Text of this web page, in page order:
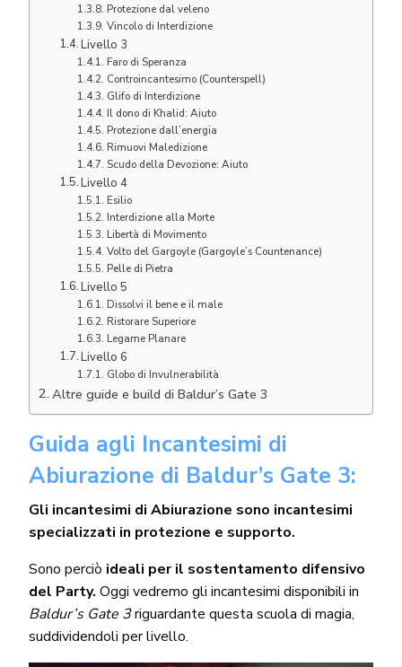
Protezione dal veleno
Vincolo di Interdizione
Livello 3
Faro di Speranza
Controincantesimo (Counterspell)
Glifo di Interdizione
Il dono di Khalid: Aiuto
Protezione dall’energia
Rimuovi Maledizione
Scudo della Devozione: Aiuto
Livello 4
Esilio
Interdizione alla Morte
Libertà di Movimento
Volto del Gargoyle (Gargoyle’s Countenance)
Pelle di Pietra
Livello 5
Dissolvi il bene e il male
Ristorare Superiore
Legame Planare
Livello 6
Globo di Invulnerabilità
Altre guide e build di Baldur’s Gate 3
Guida agli Incantesimi di
Abiurazione di Baldur’s Gate 3:
Gli incantesimi di Abiurazione sono incantesimi
specializzati in protezione e supporto.
Sono perciò ideali per il sostentamento difensivo
del Party. Oggi vedremo gli incantesimi disponibili in
Baldur’s Gate 3riguardante questa scuola di magia,
suddividendoli per livello.